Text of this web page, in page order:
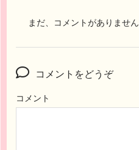
まだ、コメントがありません
コメントをどうぞ
コメント